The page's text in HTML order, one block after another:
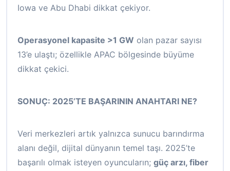
Iowa ve Abu Dhabi dikkat çekiyor.
Operasyonel kapasite >1 GW olan pazar sayısı
13’e ulaştı; özellikle APAC bölgesinde büyüme
dikkat çekici.
SONUÇ: 2025’TE BAŞARININ ANAHTARI NE?
Veri merkezleri artık yalnızca sunucu barındırma
alanı değil, dijital dünyanın temel taşı. 2025’te
başarılı olmak isteyen oyuncuların; güç arzı, fiber